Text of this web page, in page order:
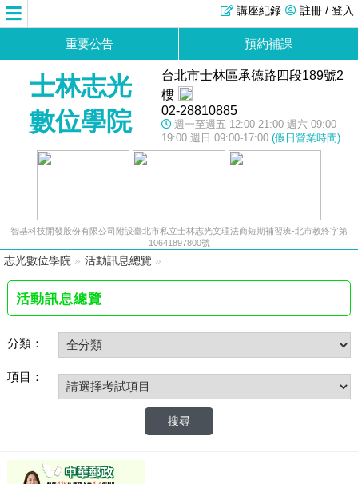
註冊 / 登入
講座紀錄
重要公告 預約補課
士林志光
數位學院
台北市士林區承德路四段189號2
樓
02-28810885
週一至週五 12:00-21:00 週六 09:00-
19:00 週日 09:00-17:00 (假日營業時間)
智基科技開發股份有限公司附設臺北市私立士林志光文理法商短期補習班-北市教終字第
10641897800號
志光數位學院 » 活動訊息總覽 »
活動訊息總覽
分類：
項目：